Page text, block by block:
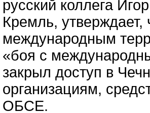
русский коллега
Кремль, утверждает,
международным
«боя с
закрыл доступ в
организациям,
ОБСЕ.